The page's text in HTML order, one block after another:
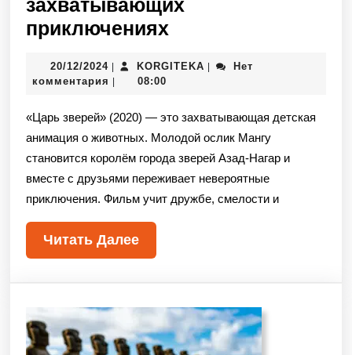
захватывающих
приключениях
20/12/2024 | KORGITEKA |
Нет
комментария | 08:00
«Царь зверей» (2020) — это захватывающая детская
анимация о животных. Молодой ослик Мангу
становится королём города зверей Азад-Нагар и
вместе с друзьями переживает невероятные
приключения. Фильм учит дружбе, смелости и
Читать Далее